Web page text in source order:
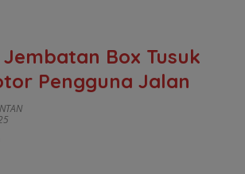
Jembatan Box Tusuk
Pengguna Jalan